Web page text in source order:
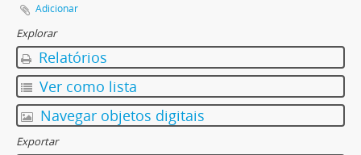
Adicionar
Explorar
Relatórios
Ver como lista
Navegar objetos digitais
Exportar